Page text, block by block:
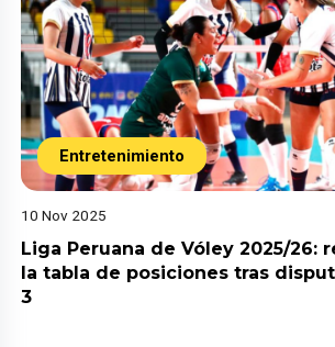
Entretenimiento
10 Nov 2025
Liga Peruana de Vóley 2025/26:
la tabla de posiciones tras
3